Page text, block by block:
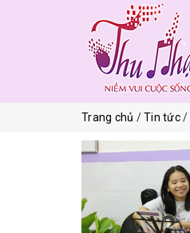
Trang chủ Tin tức